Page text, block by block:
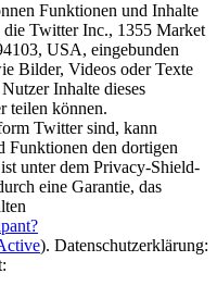
Funktionen und Inhalte
die Twitter Inc., 1355 Market
USA, eingebunden
Bilder, Videos oder Texte
Inhalte dieses
teilen können.
Twitter sind, kann
Funktionen den dortigen
unter dem Privacy-Shield-
eine Garantie, das
). Datenschutzerklärung: